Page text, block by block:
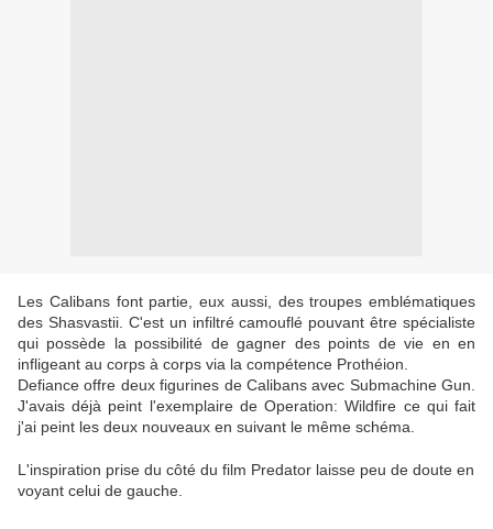
Les Calibans font partie, eux aussi, des troupes emblématiques
des Shasvastii. C'est un infiltré camouflé pouvant être spécialiste
qui possède la possibilité de gagner des points de vie en en
infligeant au corps à corps via la compétence Prothéion.
Defiance offre deux figurines de Calibans avec Submachine Gun.
J'avais déjà peint l'exemplaire de Operation: Wildfire ce qui fait
j'ai peint les deux nouveaux en suivant le même schéma.
L'inspiration prise du côté du film Predator laisse peu de doute en
voyant celui de gauche.